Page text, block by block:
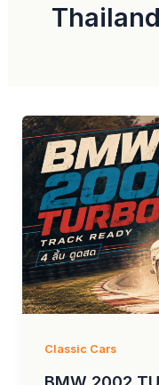
Thailand
Classic Cars